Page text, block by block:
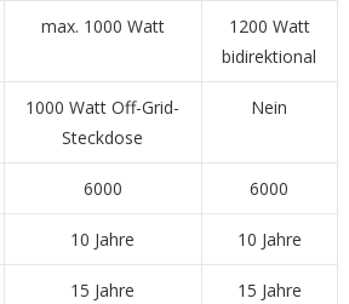
max. 1000 Watt
1200 Watt
bidirektional
1000 Watt Off-Grid-
Steckdose
Nein
6000 6000
10 Jahre 10 Jahre
15 Jahre 15 Jahre